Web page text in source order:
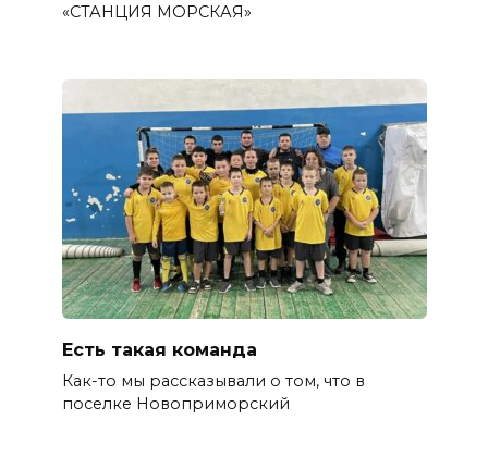
«СТАНЦИЯ МОРСКАЯ»
Есть такая команда
Как-то мы рассказывали о том, что в
поселке Новоприморский